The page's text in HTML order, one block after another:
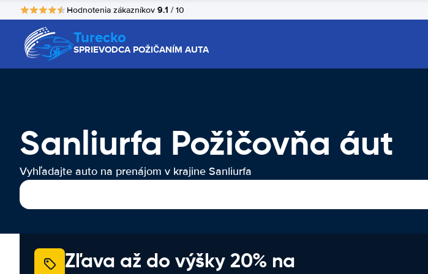
Hodnotenia zákazníkov 9.1 / 10
Turecko
SPRIEVODCA POŽIČANÍM AUTA
Sanliurfa Požičovňa áut
Vyhľadajte auto na prenájom v krajine Sanliurfa
Zľava až do výšky 20% na